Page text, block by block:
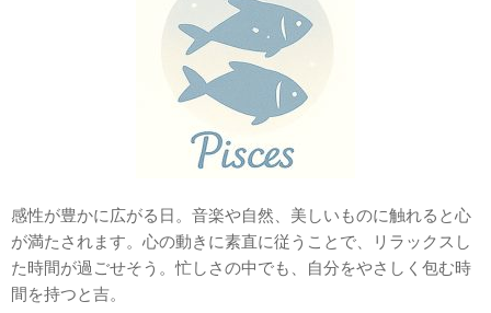
感性が豊かに広がる日。音楽や自然、美しいものに触れると心
が満たされます。心の動きに素直に従うことで、リラックスし
た時間が過ごせそう。忙しさの中でも、自分をやさしく包む時
間を持つと吉。